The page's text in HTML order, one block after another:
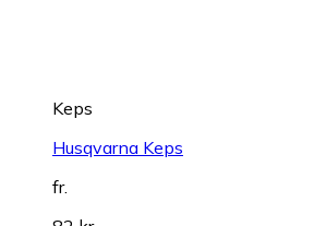
Keps
Husqvarna Keps
fr.